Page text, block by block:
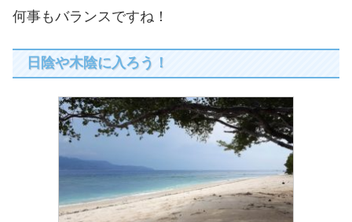
何事もバランスですね！
日陰や木陰に入ろう！